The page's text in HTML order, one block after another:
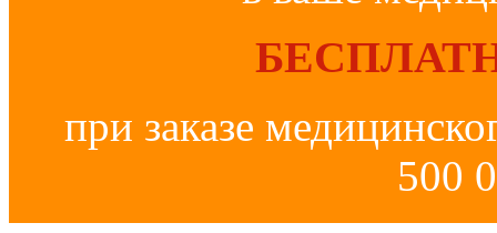
при заказе
500